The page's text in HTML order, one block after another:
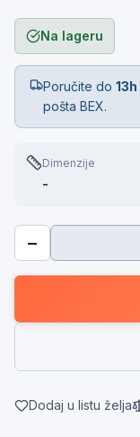
Na lageru
Poručite do13h
pošta BEX.
Dimenzije
-
−
Dodaj u listu želja